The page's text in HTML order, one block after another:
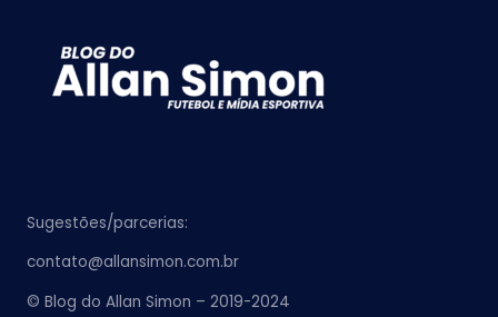
Sugestões/parcerias:
contato@allansimon.com.br
© Blog do Allan Simon – 2019-2024